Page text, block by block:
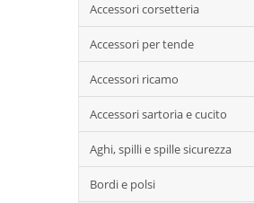
Accessori corsetteria
Accessori per tende
Accessori ricamo
Accessori sartoria e cucito
Aghi, spilli e spille sicurezza
Bordi e polsi